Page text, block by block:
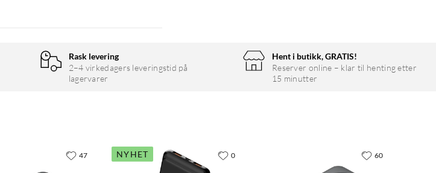
Rask levering
2–4 virkedagers leveringstid på
lagervarer
Hent i butikk, GRATIS!
Reserver online – klar til henting etter
15 minutter
47 NYHET 0 60